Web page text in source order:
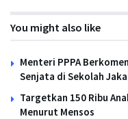
You might also like
Menteri PPPA
Senjata di Sekolah
Targetkan 150 Ribu
Menurut Mensos